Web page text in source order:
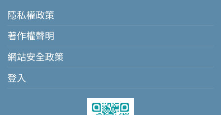
隱私權政策
著作權聲明
網站安全政策
登入